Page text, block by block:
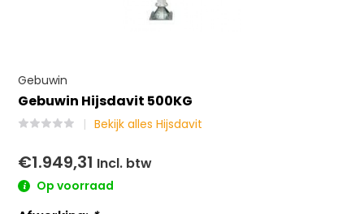
Gebuwin
Gebuwin Hijsdavit 500KG
Bekijk alles Hijsdavit
€1.949,31 Incl. btw
Op voorraad